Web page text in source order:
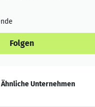
Folgen
Ähnliche Unternehmen